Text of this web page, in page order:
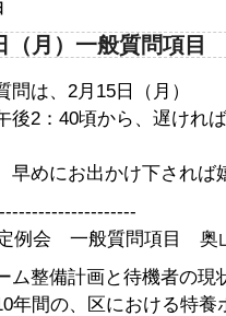
（月）一般質問項目
問は、2月15日（月）
後2：40頃から、遅けれ
早めにお出かけ下されば
例会 一般質問項目 奥
整備計画と待機者の現
年間の、区における特養